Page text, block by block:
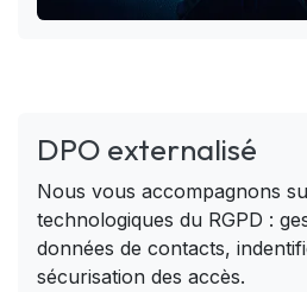
DPO externalisé
Nous vous accompagnons
technologiques du RGPD :
données de contacts,
sécurisation des accès.